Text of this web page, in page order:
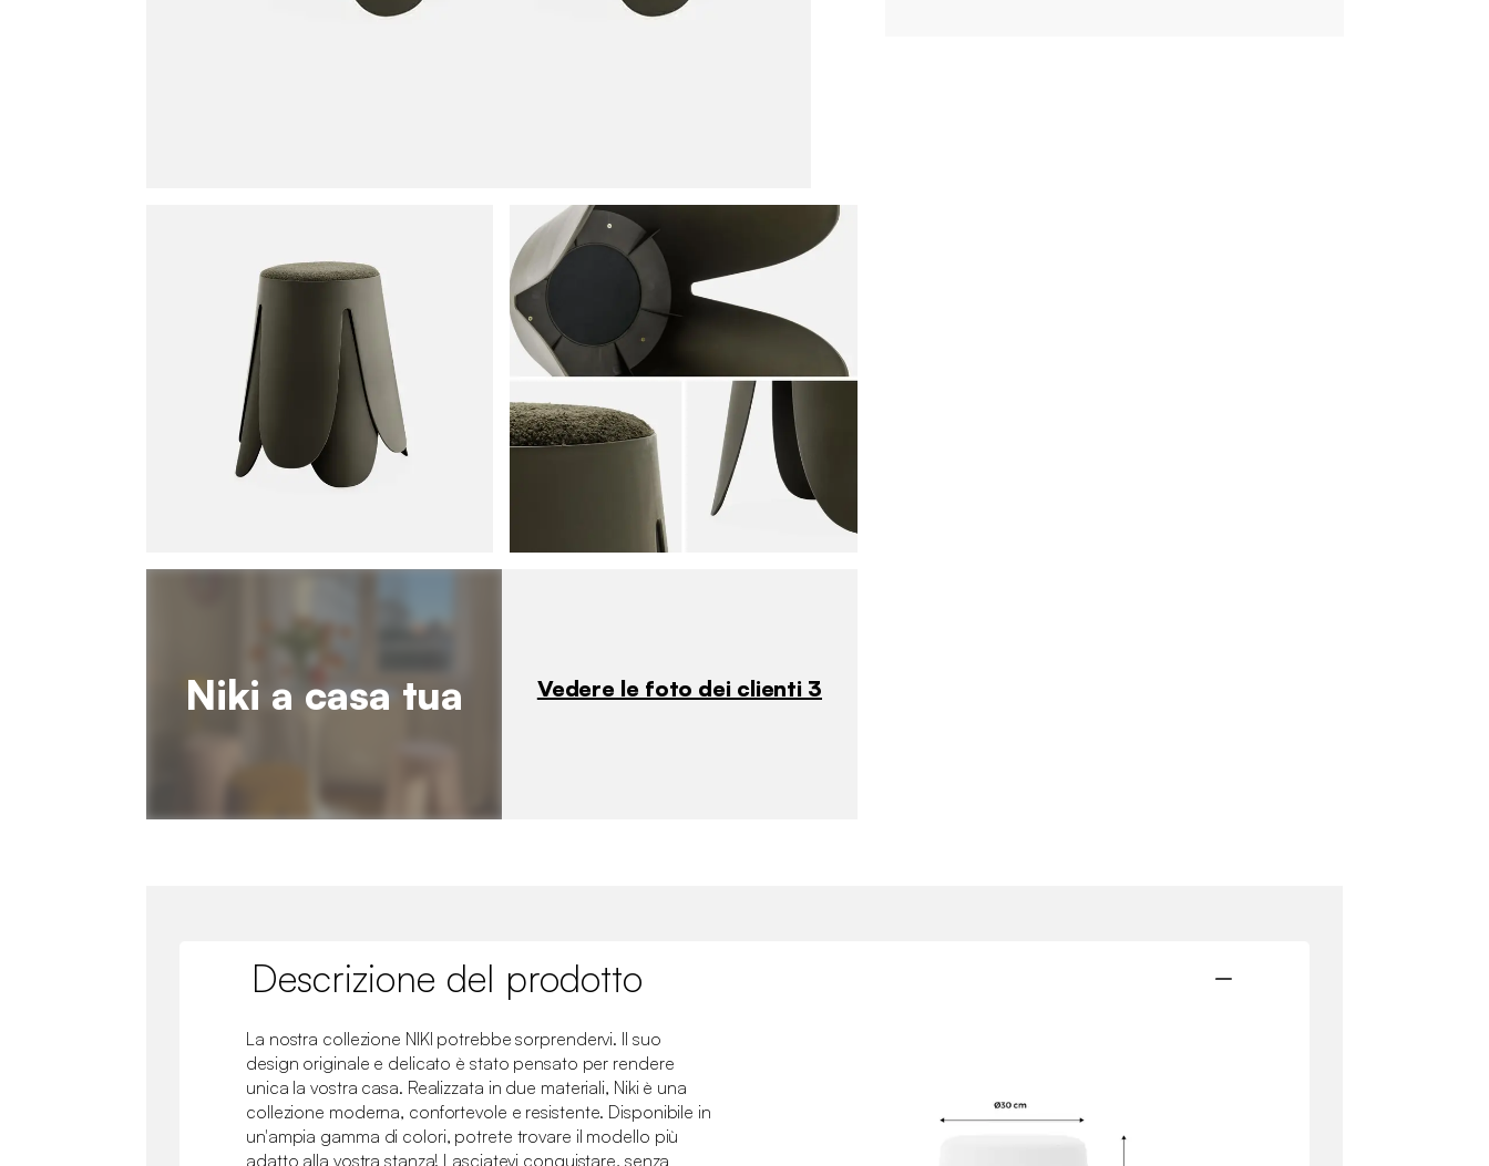
Niki a casa tua Vedere le foto dei clienti 3
Descrizione del prodotto
La nostra collezione NIKI potrebbe sorprendervi. Il suo
design originale e delicato è stato pensato per rendere
unica la vostra casa. Realizzata in due materiali, Niki è una
collezione moderna, confortevole e resistente. Disponibile in
un'ampia gamma di colori, potrete trovare il modello più
adatto alla vostra stanza! Lasciatevi conquistare, senza